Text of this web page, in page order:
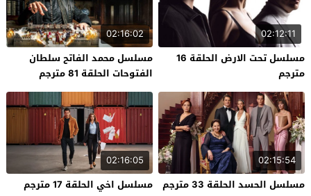
02:12:11
مسلسل تحت الارض الحلقة 16
مترجم
02:16:02
مسلسل محمد الفاتح سلطان
الفتوحات الحلقة 81 مترجم
02:15:54
مسلسل الحسد الحلقة 33 مترجم
02:16:05
مسلسل اخي الحلقة 17 مترجم